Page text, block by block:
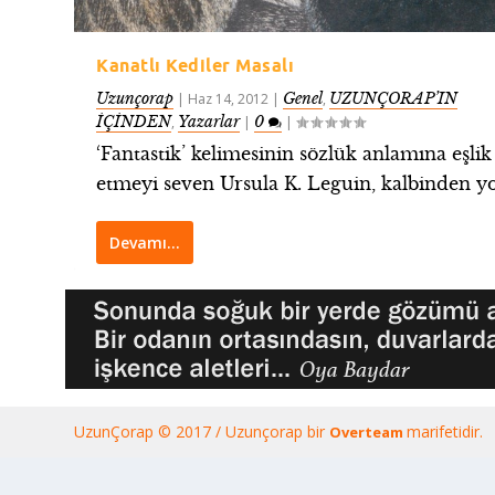
Kanatlı Kediler Masalı
Uzunçorap | Haz 14, 2012 | Genel, UZUNÇORAP’IN
İÇİNDEN, Yazarlar| 0 |
‘Fantastik’ kelimesinin sözlük anlamına eşlik
etmeyi seven Ursula K. Leguin, kalbinden
Devamı…
UzunÇorap © 2017 / Uzunçorap bir Overteammarifetidir.